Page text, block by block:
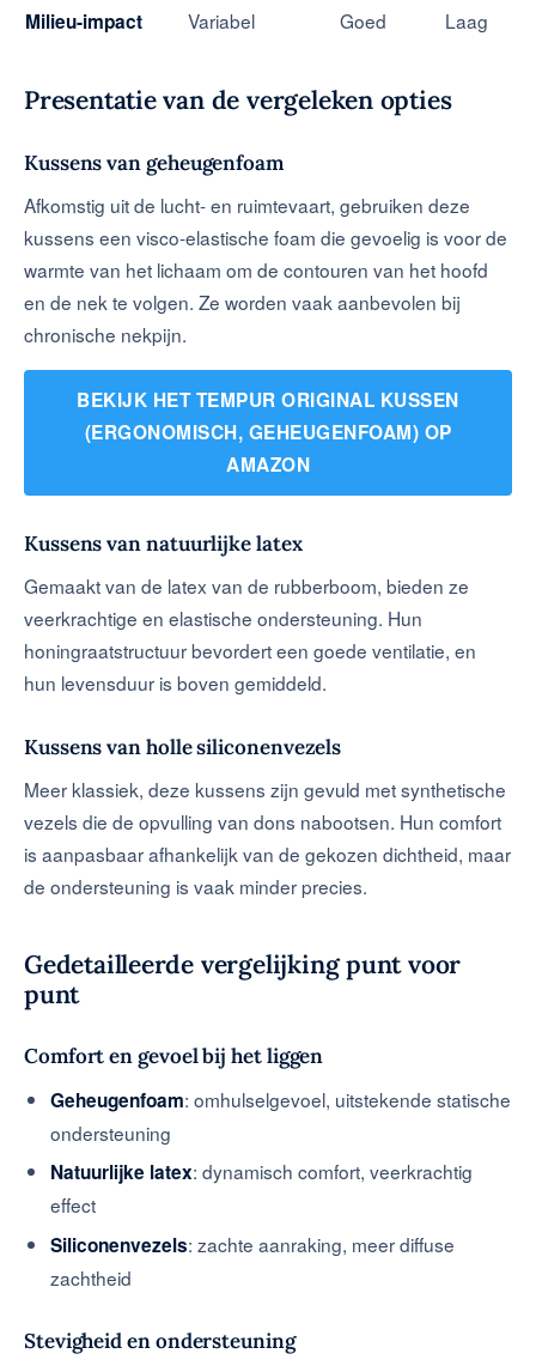
Milieu-impact
Variabel Goed Laag
Presentatie van de vergeleken opties
Kussens van geheugenfoam
Afkomstig uit de lucht- en ruimtevaart, gebruiken deze
kussens een visco-elastische foam die gevoelig is voor de
warmte van het lichaam om de contouren van het hoofd
en de nek te volgen. Ze worden vaak aanbevolen bij
chronische nekpijn.
BEKIJK HET TEMPUR ORIGINAL KUSSEN
(ERGONOMISCH, GEHEUGENFOAM) OP
AMAZON
Kussens van natuurlijke latex
Gemaakt van de latex van de rubberboom, bieden ze
veerkrachtige en elastische ondersteuning. Hun
honingraatstructuur bevordert een goede ventilatie, en
hun levensduur is boven gemiddeld.
Kussens van holle siliconenvezels
Meer klassiek, deze kussens zijn gevuld met synthetische
vezels die de opvulling van dons nabootsen. Hun comfort
is aanpasbaar afhankelijk van de gekozen dichtheid, maar
de ondersteuning is vaak minder precies.
Gedetailleerde vergelijking punt voor
punt
Comfort en gevoel bij het liggen
Geheugenfoam: omhulselgevoel, uitstekende statische
ondersteuning
Natuurlijke latex: dynamisch comfort, veerkrachtig
effect
Siliconenvezels: zachte aanraking, meer diffuse
zachtheid
Stevigheid en ondersteuning